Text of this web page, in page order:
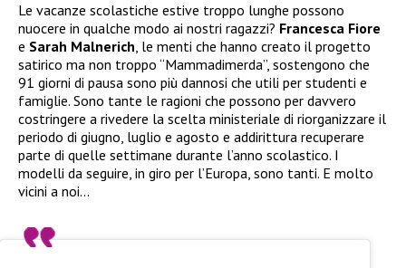
Le vacanze scolastiche estive troppo lunghe possono
nuocere in qualche modo ai nostri ragazzi? Francesca Fiore
e Sarah Malnerich, le menti che hanno creato il progetto
satirico ma non troppo “Mammadimerda”, sostengono che
91 giorni di pausa sono più dannosi che utili per studenti e
famiglie. Sono tante le ragioni che possono per davvero
costringere a rivedere la scelta ministeriale di riorganizzare il
periodo di giugno, luglio e agosto e addirittura recuperare
parte di quelle settimane durante l’anno scolastico. I
modelli da seguire, in giro per l’Europa, sono tanti. E molto
vicini a noi…